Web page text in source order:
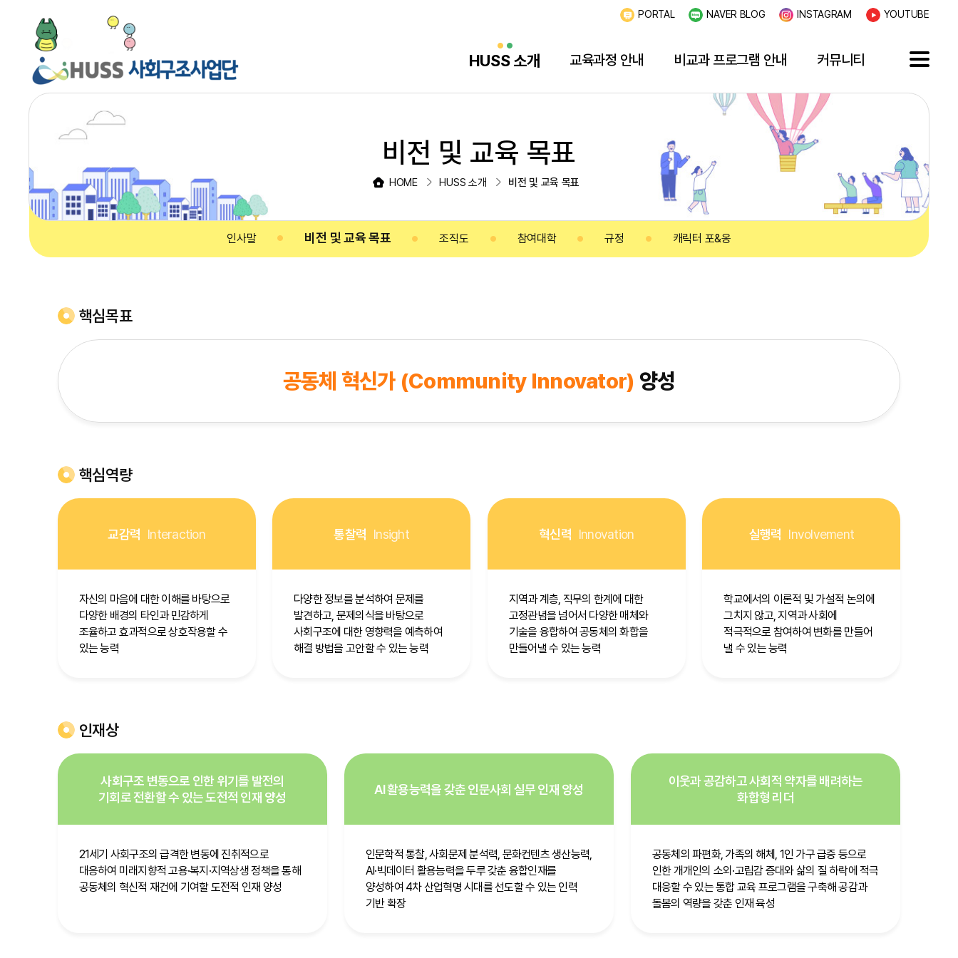
PORTAL NAVER BLOG INSTAGRAM YOUTUBE
HUSS 소개 교육과정 안내 비교과 프로그램 안내 커뮤니티
인사말 비전 및 교육 목표 조직도 참여대학 규정 캐릭터 포&옹
비전 및 교육 목표
HOME HUSS 소개 비전 및 교육 목표
핵심목표
공동체 혁신가 (Community Innovator) 양성
핵심역량
교감력 Interaction
자신의 마음에 대한 이해를 바탕으로
다양한 배경의 타인과 민감하게
조율하고 효과적으로 상호작용할 수
있는 능력
통찰력 Insight
다양한 정보를 분석하여 문제를
발견하고, 문제의식을 바탕으로
사회구조에 대한 영향력을 예측하여
해결 방법을 고안할 수 있는 능력
혁신력 Innovation
지역과 계층, 직무의 한계에 대한
고정관념을 넘어서 다양한 매체와
기술을 융합하여 공동체의 화합을
만들어낼 수 있는 능력
실행력 Involvement
학교에서의 이론적 및 가설적 논의에
그치지 않고, 지역과 사회에
적극적으로 참여하여 변화를 만들어
낼 수 있는 능력
인재상
사회구조 변동으로 인한 위기를 발전의
기회로 전환할 수 있는 도전적 인재 양성
21세기 사회구조의 급격한 변동에 진취적으로
대응하여 미래지향적 고용·복지·지역상생 정책을 통해
공동체의 혁신적 재건에 기여할 도전적 인재 양성
AI 활용능력을 갖춘 인문사회 실무 인재 양성
인문학적 통찰, 사회문제 분석력, 문화컨텐츠 생산능력,
AI·빅데이터 활용능력을 두루 갖춘 융합인재를
양성하여 4차 산업혁명 시대를 선도할 수 있는 인력
기반 확장
이웃과 공감하고 사회적 약자를 배려하는
화합형 리더
공동체의 파편화, 가족의 해체, 1인 가구 급증 등으로
인한 개개인의 소외·고립감 증대와 삶의 질 하락에 적극
대응할 수 있는 통합 교육 프로그램을 구축해 공감과
돌봄의 역량을 갖춘 인재 육성